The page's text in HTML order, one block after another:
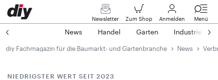
Newsletter Zum Shop Anmelden Menü
News Handel Garten Industrie
diy Fachmagazin für die Baumarkt- und Gartenbranche News
NIEDRIGSTER WERT SEIT 2023